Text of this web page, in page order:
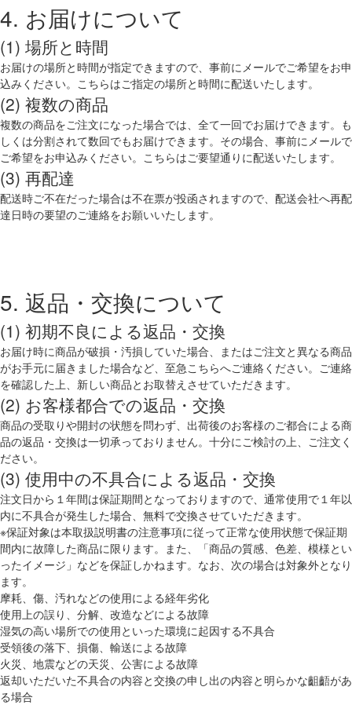
4. お届けについて
(1) 場所と時間
お届けの場所と時間が指定できますので、事前にメールでご希望をお申
込みください。こちらはご指定の場所と時間に配送いたします。
(2) 複数の商品
複数の商品をご注文になった場合では、全て一回でお届けできます。も
しくは分割されて数回でもお届けできます。その場合、事前にメールで
ご希望をお申込みください。こちらはご要望通りに配送いたします。
(3) 再配達
配送時ご不在だった場合は不在票が投函されますので、配送会社へ再配
達日時の要望のご連絡をお願いいたします。
5. 返品・交換について
(1) 初期不良による返品・交換
お届け時に商品が破損・汚損していた場合、またはご注文と異なる商品
がお手元に届きました場合など、至急こちらへご連絡ください。ご連絡
を確認した上、新しい商品とお取替えさせていただきます。
(2) お客様都合での返品・交換
商品の受取りや開封の状態を問わず、出荷後のお客様のご都合による商
品の返品・交換は一切承っておりません。十分にご検討の上、ご注文く
ださい。
(3) 使用中の不具合による返品・交換
注文日から１年間は保証期間となっておりますので、通常使用で１年以
内に不具合が発生した場合、無料で交換させていただきます。
※保証対象は本取扱説明書の注意事項に従って正常な使用状態で保証期
間内に故障した商品に限ります。また、「商品の質感、色差、模様とい
ったイメージ」などを保証しかねます。なお、次の場合は対象外となり
ます。
摩耗、傷、汚れなどの使用による経年劣化
使用上の誤り、分解、改造などによる故障
湿気の高い場所での使用といった環境に起因する不具合
受領後の落下、損傷、輸送による故障
火災、地震などの天災、公害による故障
返却いただいた不具合の内容と交換の申し出の内容と明らかな齟齬があ
る場合